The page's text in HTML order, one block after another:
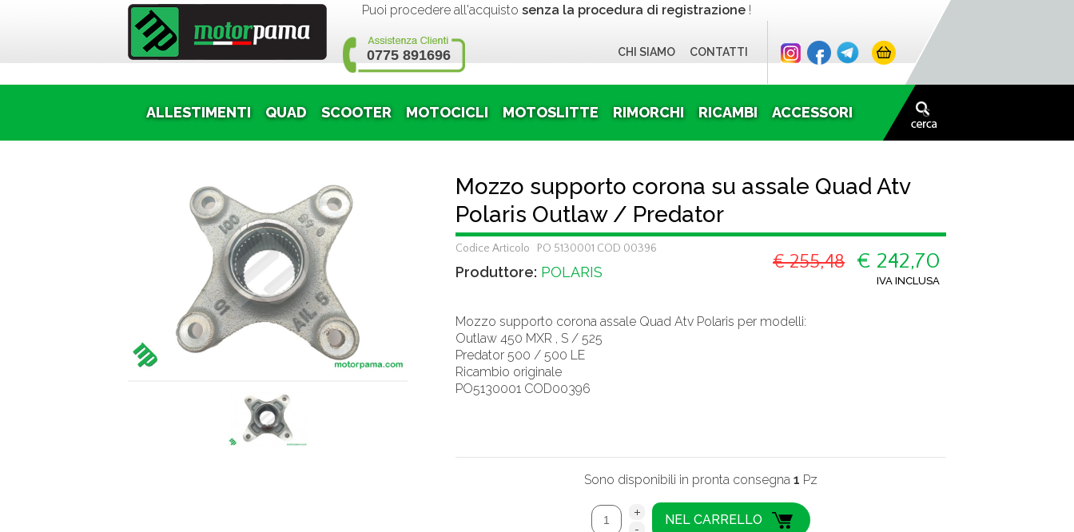
Puoi procedere all'acquisto senza la procedura di registrazione !
0775 891696 CHI SIAMO CONTATTI
ALLESTIMENTI QUAD SCOOTER MOTOCICLI MOTOSLITTE RIMORCHI RICAMBI ACCESSORI
Mozzo supporto corona su assale Quad Atv
Polaris Outlaw / Predator
Codice Articolo PO 5130001 COD 00396
€ 255,48 € 242,70
IVA INCLUSA
Produttore: POLARIS
Mozzo supporto corona assale Quad Atv Polaris per modelli:
Outlaw 450 MXR , S / 525
Predator 500 / 500 LE
Ricambio originale
PO5130001 COD00396
Sono disponibili in pronta consegna 1 Pz